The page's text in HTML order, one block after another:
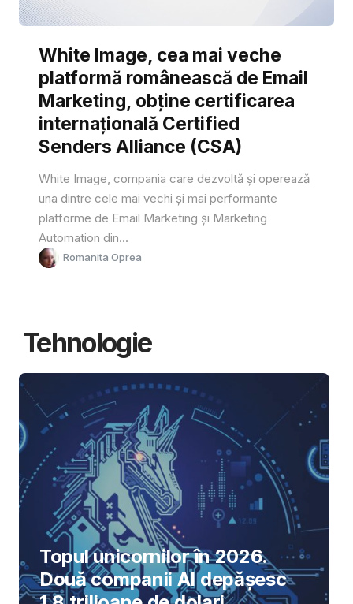
White Image, cea mai veche
platformă românească de Email
Marketing, obține certificarea
internațională Certified
Senders Alliance (CSA)
White Image, compania care dezvoltă și operează
una dintre cele mai vechi și mai performante
platforme de Email Marketing și Marketing
Automation din...
Romanita Oprea
Tehnologie
Topul unicornilor în 2026.
Două companii AI depășesc